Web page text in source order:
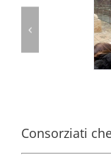
Consorziati